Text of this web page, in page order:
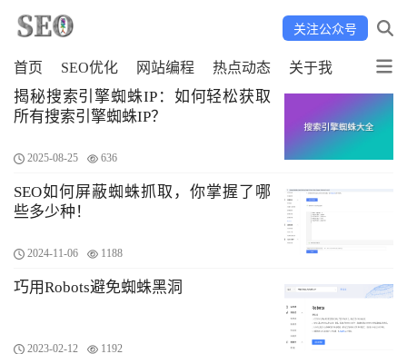
关注公众号
首页 SEO优化 网站编程 热点动态 关于我
揭秘搜索引擎蜘蛛IP：如何轻松获取
所有搜索引擎蜘蛛IP？
2025-08-25 636
SEO如何屏蔽蜘蛛抓取，你掌握了哪
些多少种！
2024-11-06 1188
巧用Robots避免蜘蛛黑洞
2023-02-12 1192